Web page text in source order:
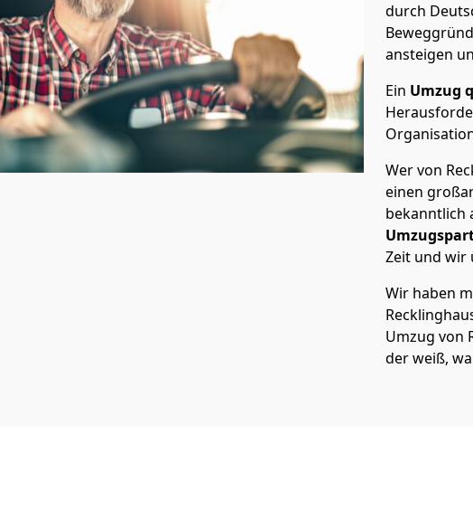
durch
ansteigen
Ein Umzug
Wer von
einen
bekanntlich
Zeit und wir
Wir haben
Umzug von
der weiß,